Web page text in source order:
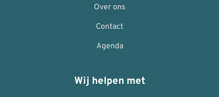
Over ons
Contact
Agenda
Wij helpen met